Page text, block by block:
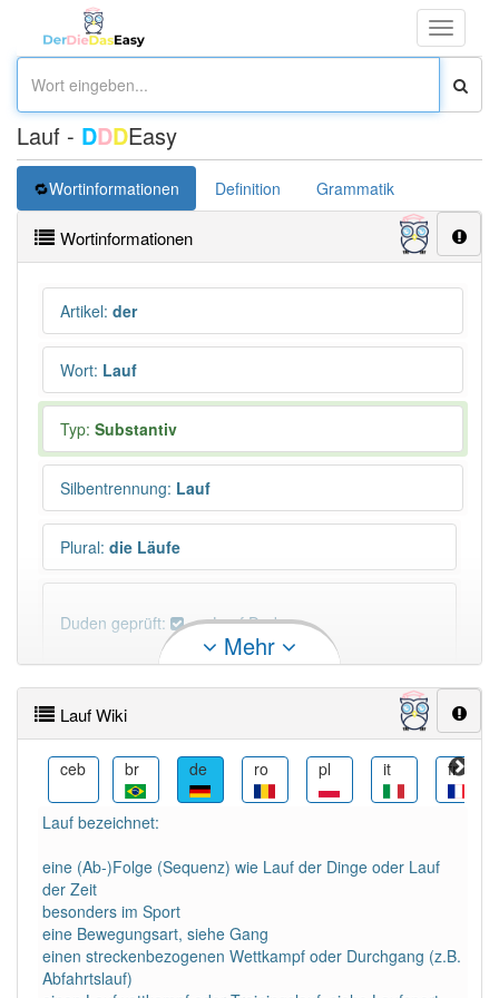
Toggle
Lauf - DDDEasy
Wortinformationen Definition Grammatik
Wortinformationen
Artikel: der
Wort: Lauf
Typ: Substantiv
Silbentrennung: Lauf
Plural: die Läufe
Duden geprüft: Lauf Duden
×
Wörter, die mit "-uf" enden, haben fast immer
Artikel:der.
DER:388
DAS:
PowerIndex:8 641
Mehr
Lauf Wiki
ceb br de ro pl it fr
Lauf bezeichnet:
eine (Ab-)Folge (Sequenz) wie Lauf der Dinge oder Lauf
der Zeit
besonders im Sport
eine Bewegungsart, siehe Gang
einen streckenbezogenen Wettkampf oder Durchgang (z.B.
Abfahrtslauf)